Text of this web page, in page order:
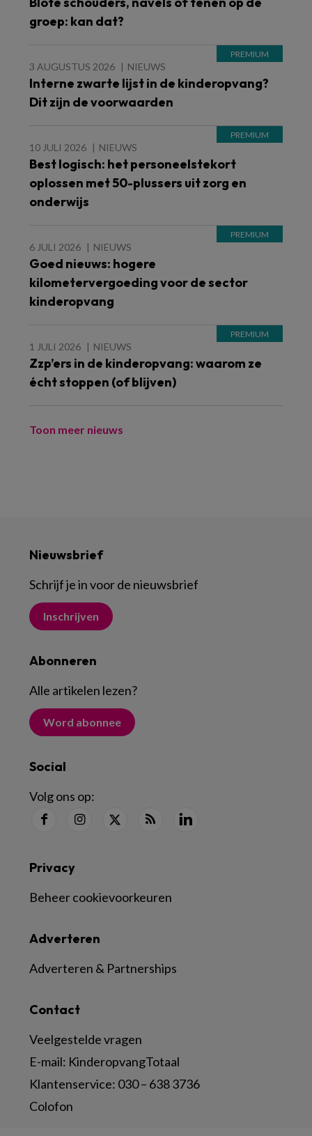
groep: kan dat?
3 AUGUSTUS 2026 NIEUWS
Interne zwarte lijst in de kinderopvang?
Dit zijn de voorwaarden
10 JULI 2026 NIEUWS
Best logisch: het personeelstekort
oplossen met 50-plussers uit zorg en
onderwijs
6 JULI 2026 NIEUWS
Goed nieuws: hogere
kilometervergoeding voor de sector
kinderopvang
1 JULI 2026 NIEUWS
Zzp’ers in de kinderopvang: waarom ze
écht stoppen (of blijven)
Toon meer nieuws
Nieuwsbrief
Schrijf je in voor de nieuwsbrief
Inschrijven
Abonneren
Alle artikelen lezen?
Word abonnee
Social
Volg ons op:
Contact
Veelgestelde vragen
E-mail: KinderopvangTotaal
Klantenservice: 030 – 638 3736
Colofon
Adverteren
Adverteren & Partnerships
Privacy
Beheer cookievoorkeuren